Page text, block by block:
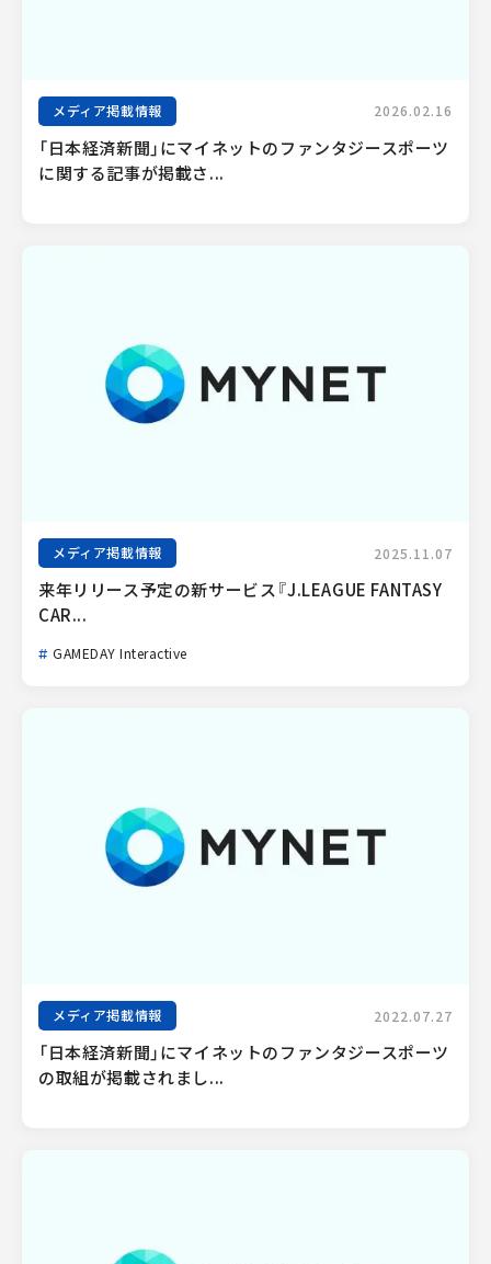
メディア掲載情報 2026.02.16
「日本経済新聞」にマイネットのファンタジースポーツ
に関する記事が掲載さ...
メディア掲載情報 2025.11.07
来年リリース予定の新サービス『J.LEAGUE FANTASY
CAR...
GAMEDAY Interactive
メディア掲載情報 2022.07.27
「日本経済新聞」にマイネットのファンタジースポーツ
の取組が掲載されまし...